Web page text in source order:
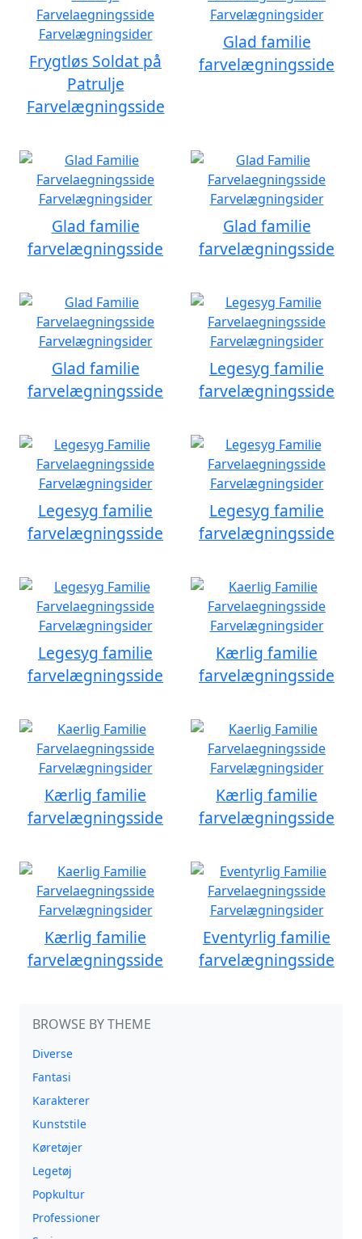
Frygtløs Soldat på
Patrulje
Farvelægningsside
Glad familie
farvelægningsside
Glad familie
farvelægningsside
Glad familie
farvelægningsside
Glad familie
farvelægningsside
Legesyg familie
farvelægningsside
Legesyg familie
farvelægningsside
Legesyg familie
farvelægningsside
Legesyg familie
farvelægningsside
Kærlig familie
farvelægningsside
Kærlig familie
farvelægningsside
Kærlig familie
farvelægningsside
Kærlig familie
farvelægningsside
Eventyrlig familie
farvelægningsside
BROWSE BY THEME
Diverse
Fantasi
Karakterer
Kunststile
Køretøjer
Legetøj
Popkultur
Professioner